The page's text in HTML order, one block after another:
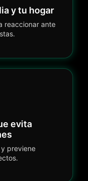
y tu hogar
reaccionar ante
evita
previene